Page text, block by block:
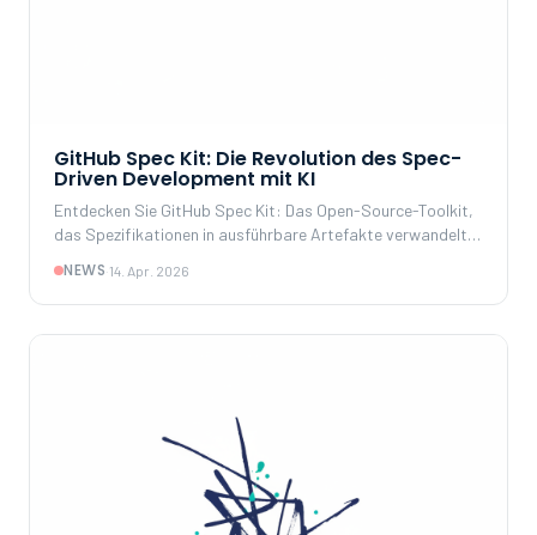
GitHub Spec Kit: Die Revolution des Spec-
Driven Development mit KI
Entdecken Sie GitHub Spec Kit: Das Open-Source-Toolkit,
das Spezifikationen in ausführbare Artefakte verwandelt
NEWS·14. Apr. 2026